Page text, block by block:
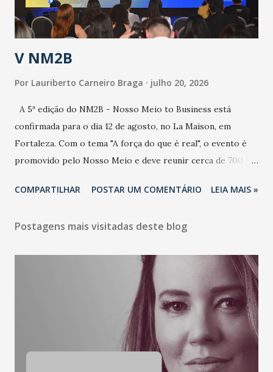
contaminação alta, podendo gerar um grande risco à
população e ao sistema de saúde. “Precisamos saber fazer a
estratificação do risco da doença, para não so...
V NM2B
Por Lauriberto Carneiro Braga julho 20, 2026
A 5ª edição do NM2B - Nosso Meio to Business está
confirmada para o dia 12 de agosto, no La Maison, em
Fortaleza. Com o tema "A força do que é real", o evento é
promovido pelo Nosso Meio e deve reunir cerca de 700
e lideranças do Mercado Nacional. Desde 2022, o NM2B
de negócios do Nordeste, reunindo profissionais de marcas
LinkedIn, VISA, Grupo 3corações, TikTok e M. Dias Branco.
A nova edição chega em um momento em que autenticidade
e consistência ganham peso nas conversas sobre marca,
liderança e estratégia. - Vivemos um momento em que todo
mundo fala muito e poucos entregam de verdade. O NM2B
sempre existiu para dar palco a quem constrói com
consistência, e nesta edição isso fica ainda mais claro.
COMPARTILHAR POSTAR UM COMENTÁRIO LEIA MAIS »
Postagens mais visitadas deste blog